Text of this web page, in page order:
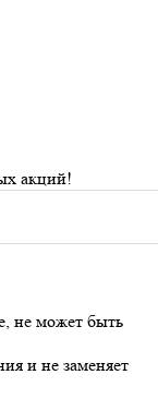
акций!
не может быть
и не заменяет